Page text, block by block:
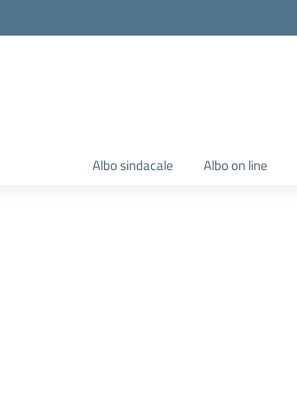
Albo sindacale Albo on line